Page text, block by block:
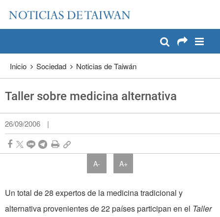
Pase a contenido principal
Inicio Sociedad Noticias de Taiwán
Taller sobre medicina alternativa
26/09/2006 |
A- A+
Un total de 28 expertos de la medicina tradicional y
alternativa provenientes de 22 países participan en el Taller